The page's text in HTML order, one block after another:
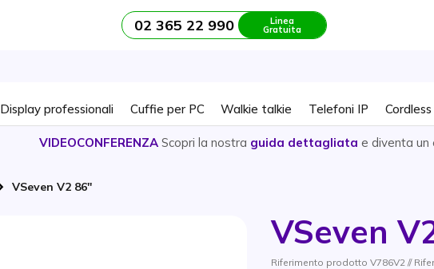
02 365 22 990 Linea
Gratuita
Display professionali Cuffie per PC Walkie talkie Telefoni IP Cordless
VIDEOCONFERENZA Scopri la nostra guida dettagliata e diventa un
VSeven V2 86''
VSeven
Riferimento prodotto V786V2 //